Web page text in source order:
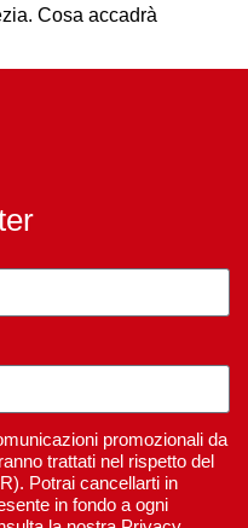
Cosa accadrà
promozionali da
trattati nel rispetto del
Potrai cancellarti in
in fondo a ogni